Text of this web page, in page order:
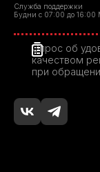
Служба поддержки
Будни с 07:00 до
Опрос об
качеством
при